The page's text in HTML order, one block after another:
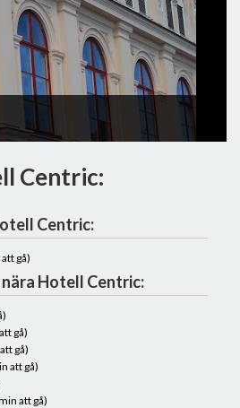
Centric:
Centric:
gå)
Hotell Centric:
gå)
gå)
att gå)
att gå)